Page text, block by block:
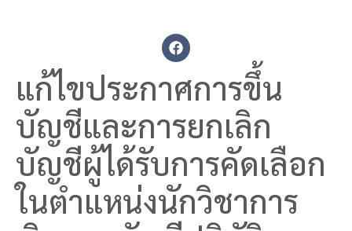
แก้ไขประกาศการขึ้น
บัญชีและการยกเลิก
บัญชีผู้ได้รับการคัดเลือก
ในตำแหน่งนักวิชาการ